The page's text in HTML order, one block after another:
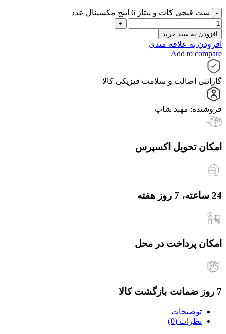
ست قیچی کات و پیتاژ 6 اینچ مکسینال عدد
افزودن به سبد خرید
افزودن به علاقه مندی
Add to compare
گارانتی اصالت و سلامت فیزیکی کالا
فروشنده: مهبد شاپ
امکان تحویل اکسپرس
24 ساعته، 7 روز هفته
امکان پرداخت در محل
7 روز ضمانت بازگشت کالا
توضیحات
نظرات (0)